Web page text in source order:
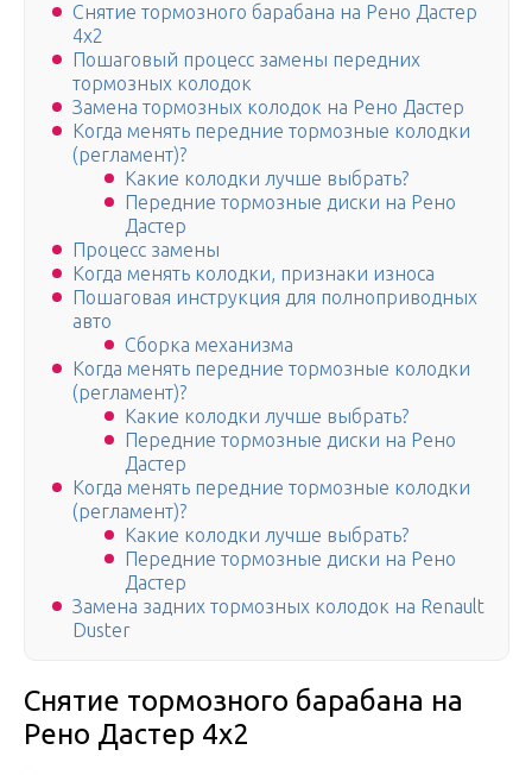
Снятие тормозного барабана на Рено Дастер
4х2
Пошаговый процесс замены передних
тормозных колодок
Замена тормозных колодок на Рено Дастер
Когда менять передние тормозные колодки
(регламент)?
Какие колодки лучше выбрать?
Передние тормозные диски на Рено
Дастер
Процесс замены
Когда менять колодки, признаки износа
Пошаговая инструкция для полноприводных
авто
Сборка механизма
Когда менять передние тормозные колодки
(регламент)?
Какие колодки лучше выбрать?
Передние тормозные диски на Рено
Дастер
Когда менять передние тормозные колодки
(регламент)?
Какие колодки лучше выбрать?
Передние тормозные диски на Рено
Дастер
Замена задних тормозных колодок на Renault
Duster
Снятие тормозного барабана на
Рено Дастер 4х2